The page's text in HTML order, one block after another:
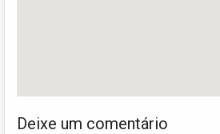
Deixe um comentário